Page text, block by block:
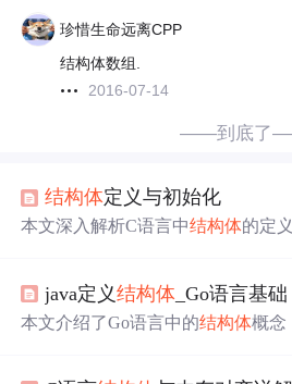
珍惜生命远离CPP
结构体数组.
2016-07-14
——到底了
结构体定义与初始化
本文深入解析C语言中结构体的定
java定义结构体 _Go语言基
本文介绍了Go语言中的结构体概念